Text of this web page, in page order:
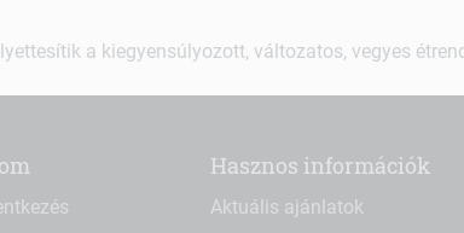
a kiegyensúlyozott, változatos, vegyes
Hasznos információk
Aktuális ajánlatok